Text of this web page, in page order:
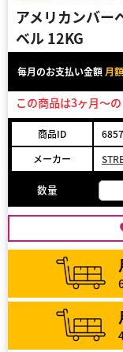
アメリカンバー
ベル 12KG
毎月のお支払い金額 月額
この商品は3ヶ月～
商品ID
6857
メーカー
数量